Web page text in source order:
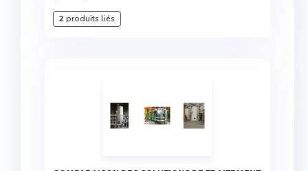
2produits liés